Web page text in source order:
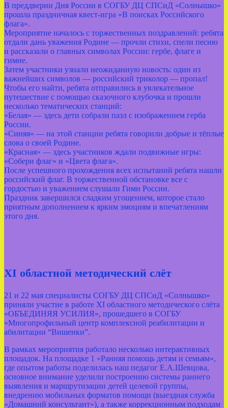
В преддверии Дня России в СОГБУ ДЦ СПСиД «Солнышко»
прошла праздничная квест‑игра «В поисках Российского
флага».
Мероприятие началось с торжественных поздравлений: ребята
отдали дань уважения Родине — прочли стихи, спели песню
и рассказали о главных символах России: гербе, флаге и
гимне.
Затем участники узнали неожиданную новость: один из
важнейших символов — российский триколор — пропал!
Чтобы его найти, ребята отправились в увлекательное
путешествие с помощью сказочного клубочка и прошли
несколько тематических станций:
«Белая» — здесь дети собрали пазл с изображением герба
России.
«Синяя» — на этой станции ребята говорили добрые и тёплые
слова о своей Родине.
«Красная» — здесь участников ждали подвижные игры:
«Собери флаг» и «Цвета флага».
После успешного прохождения всех испытаний ребята нашли
российский флаг. В торжественной обстановке все с
гордостью и уважением слушали Гимн России.
Праздник завершился сладким угощением, которое стало
приятным дополнением к ярким эмоциям и впечатлениям
этого дня.
XI областной методический слёт
21 и 22 мая специалисты СОГБУ ДЦ СПСиД «Солнышко»
приняли участие в работе XI областного методического слёта
«ОБЪЕДИНЯЯ УСИЛИЯ», прошедшего в СОГБУ
«Многопрофильный центр комплексной реабилитации и
абилитации “Вишенки”.
В рамках мероприятия работало несколько интерактивных
площадок. На площадке 1 «Ранняя помощь детям и семьям»,
где опытом работы поделилась наш педагог Е.А.Шевцова,
основное внимание уделили построению системы раннего
выявления и маршрутизации детей целевой группы,
внедрению мобильных форматов помощи (выездная служба
«Домашний консультант»), а также коррекционным подходам